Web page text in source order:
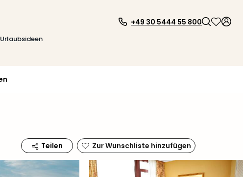
Urlaubsideen
+49 30 5444 55 800
Teilen Zur Wunschliste hinzufügen